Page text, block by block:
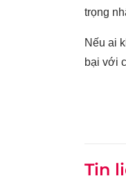
trọng
Nếu ai
bại với
Tin